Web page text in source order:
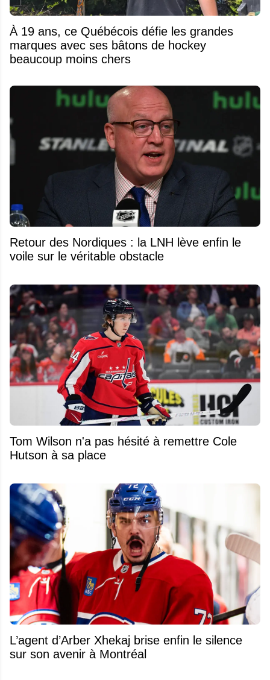
À 19 ans, ce Québécois défie les grandes
marques avec ses bâtons de hockey
beaucoup moins chers
Retour des Nordiques : la LNH lève enfin le
voile sur le véritable obstacle
Tom Wilson n'a pas hésité à remettre Cole
Hutson à sa place
L’agent d’Arber Xhekaj brise enfin le silence
sur son avenir à Montréal